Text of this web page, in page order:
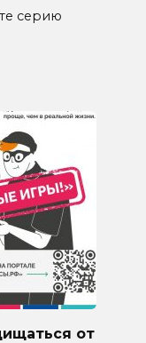
серию
от